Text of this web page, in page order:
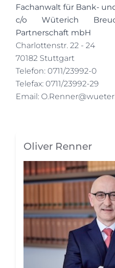
Fachanwalt für Bank-
c/o Wüterich
Partnerschaft mbH
Charlottenstr. 22 - 24
70182 Stuttgart
Telefon: 0711/23992-0
Telefax: 0711/23992-29
Email:
Oliver Renner